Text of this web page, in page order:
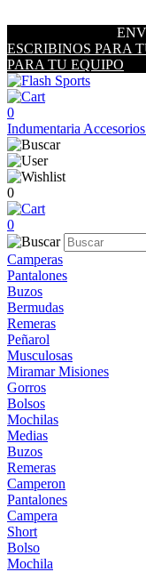
ESCRIBINOS PARA
PARA TU EQUIPO
0
Indumentaria Accesorios
0
0
Camperas
Pantalones
Buzos
Bermudas
Remeras
Peñarol
Musculosas
Miramar Misiones
Gorros
Bolsos
Mochilas
Medias
Buzos
Remeras
Camperon
Pantalones
Campera
Short
Bolso
Mochila